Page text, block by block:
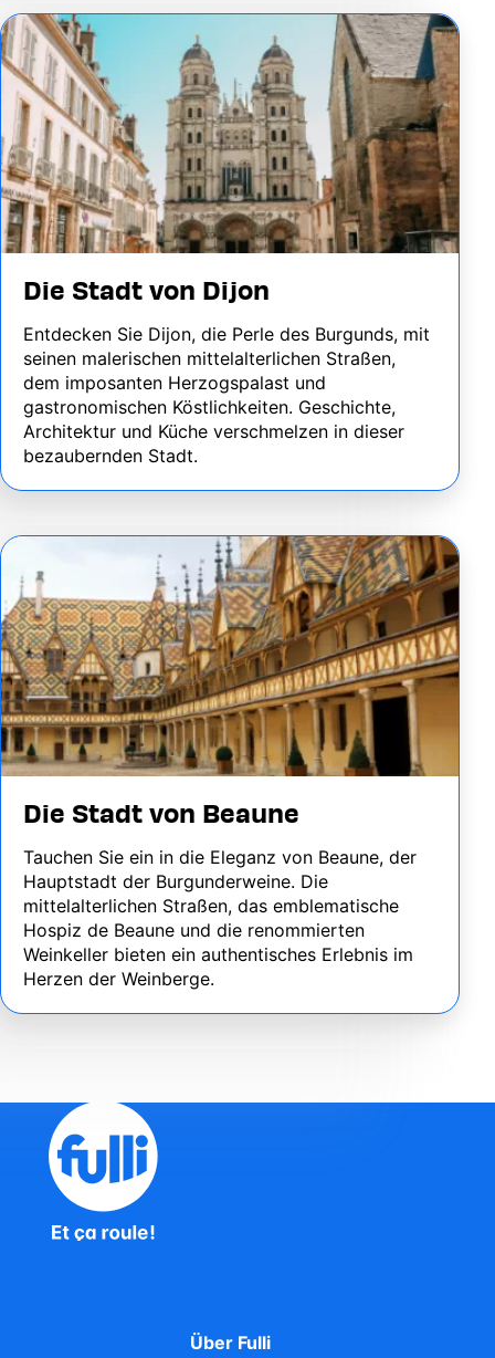
Image
Die Stadt von Dijon
Entdecken Sie Dijon, die Perle des Burgunds, mit
seinen malerischen mittelalterlichen Straßen,
dem imposanten Herzogspalast und
gastronomischen Köstlichkeiten. Geschichte,
Architektur und Küche verschmelzen in dieser
bezaubernden Stadt.
Image
Die Stadt von Beaune
Tauchen Sie ein in die Eleganz von Beaune, der
Hauptstadt der Burgunderweine. Die
mittelalterlichen Straßen, das emblematische
Hospiz de Beaune und die renommierten
Weinkeller bieten ein authentisches Erlebnis im
Herzen der Weinberge.
Über Fulli